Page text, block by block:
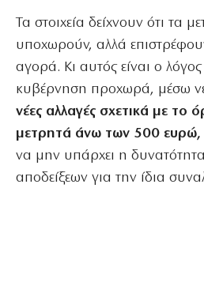
Τα στοιχεία δείχνουν ότι τα
υποχωρούν, αλλά
αγορά. Κι αυτός είναι ο
κυβέρνηση προχωρά, μέσω
νέες αλλαγές σχετικά με το
μετρητά άνω των 500 ευρώ,
να μην υπάρχει η
αποδείξεων για την ίδια